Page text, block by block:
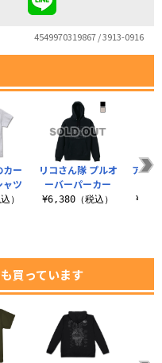
4549970319867 / 3913-0916
カー
ャツ
）
リコさん隊 プルオ
ーバーパーカー
¥6,380（税込）
アビ
買っています